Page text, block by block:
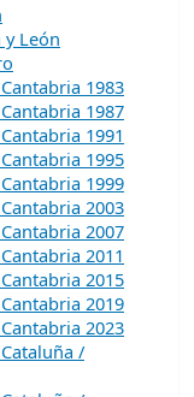
y León
1983
1987
1991
1995
1999
2003
2007
2011
2015
2019
2023
/